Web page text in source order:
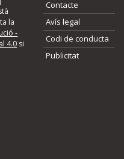
alguna millora, ompliu els
l'error del qual voleu informar-
la
-
4.0 si
Contacte
Avís legal
Codi de conducta
Publicitat